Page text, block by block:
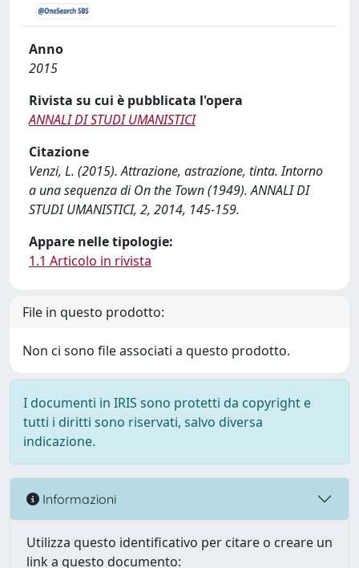
Anno
2015
Rivista su cui è pubblicata l'opera
ANNALI DI STUDI UMANISTICI
Citazione
Venzi, L. (2015). Attrazione, astrazione, tinta. Intorno
a una sequenza di On the Town (1949). ANNALI DI
STUDI UMANISTICI, 2, 2014, 145-159.
Appare nelle tipologie:
1.1 Articolo in rivista
File in questo prodotto:
Non ci sono file associati a questo prodotto.
I documenti in IRIS sono protetti da copyright e
tutti i diritti sono riservati, salvo diversa
indicazione.
Informazioni
Utilizza questo identificativo per citare o creare un
link a questo documento: